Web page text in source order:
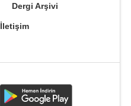
Dergi Arşivi
İletişim